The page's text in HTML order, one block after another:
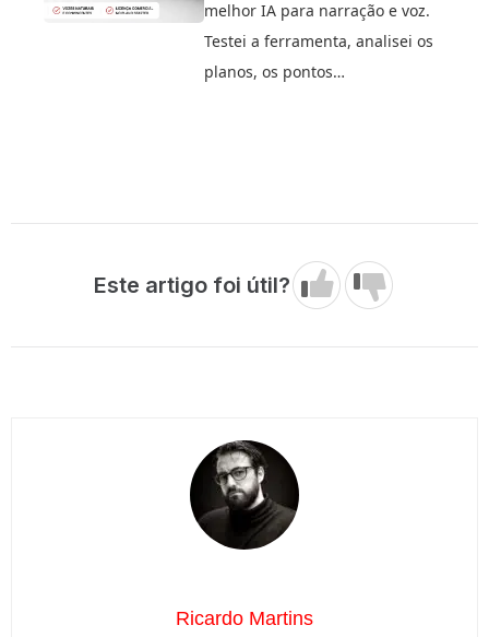
melhor IA para narração e voz.
Testei a ferramenta, analisei os
planos, os pontos…
Este artigo foi útil?
Ricardo Martins